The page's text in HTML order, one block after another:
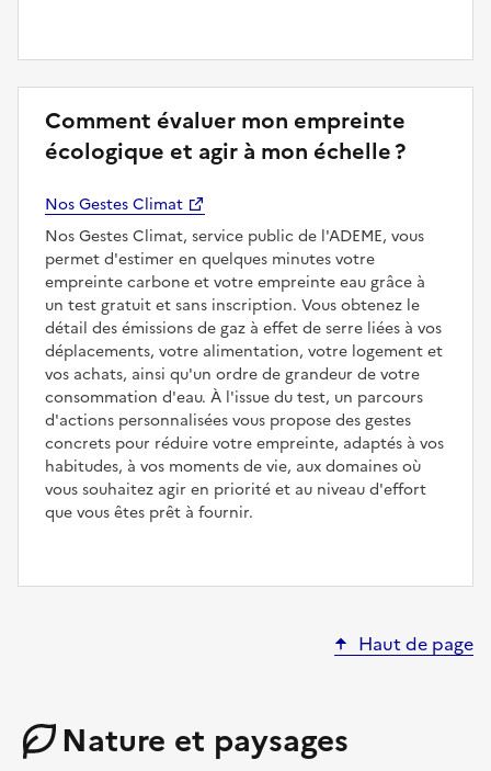
Comment évaluer mon empreinte
écologique et agir à mon échelle ?
Nos Gestes Climat
Nos Gestes Climat, service public de l'ADEME, vous
permet d'estimer en quelques minutes votre
empreinte carbone et votre empreinte eau grâce à
un test gratuit et sans inscription. Vous obtenez le
détail des émissions de gaz à effet de serre liées à vos
déplacements, votre alimentation, votre logement et
vos achats, ainsi qu'un ordre de grandeur de votre
consommation d'eau. À l'issue du test, un parcours
d'actions personnalisées vous propose des gestes
concrets pour réduire votre empreinte, adaptés à vos
habitudes, à vos moments de vie, aux domaines où
vous souhaitez agir en priorité et au niveau d'effort
que vous êtes prêt à fournir.
Haut de page
Nature et paysages